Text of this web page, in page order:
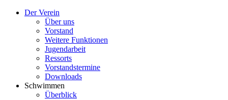
Der Verein
Über uns
Vorstand
Weitere Funktionen
Jugendarbeit
Ressorts
Vorstandstermine
Downloads
Schwimmen
Überblick